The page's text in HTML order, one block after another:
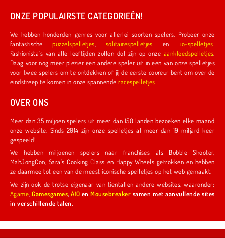
ONZE POPULAIRSTE CATEGORIEËN!
We hebben honderden genres voor allerlei soorten spelers. Probeer onze
fantastischepuzzelspelletjes solitairespelletjes en .io-spelletjes
Fashionista's van alle leeftijden zullen dol zijn op onze aankleedspelletjes
Daag voor nog meer plezier een andere speler uit in een van onze spelletjes
voor twee spelers om te ontdekken of jij de eerste coureur bent om over de
eindstreep te komen in onze spannenderacespelletjes
OVER ONS
Meer dan 35 miljoen spelers uit meer dan 150 landen bezoeken elke maand
onze website. Sinds 2014 zijn onze spelletjes al meer dan 19 miljard keer
gespeeld!
We hebben miljoenen spelers naar franchises als Bubble Shooter,
MahJongCon, Sara's Cooking Class en Happy Wheels getrokken en hebben
ze daarmee tot een van de meest iconische spelletjes op het web gemaakt.
We zijn ook de trotse eigenaar van tientallen andere websites, waaronder:
Agame ,Gamesgames,A10 enMousebreaker samen met aanvullende sites
in verschillende talen.